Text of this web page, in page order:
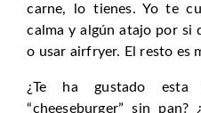
carne, lo tienes. Yo te
calma y algún atajo por si
o usar airfryer. El resto es
¿Te ha gustado
“cheeseburger” sin pan?